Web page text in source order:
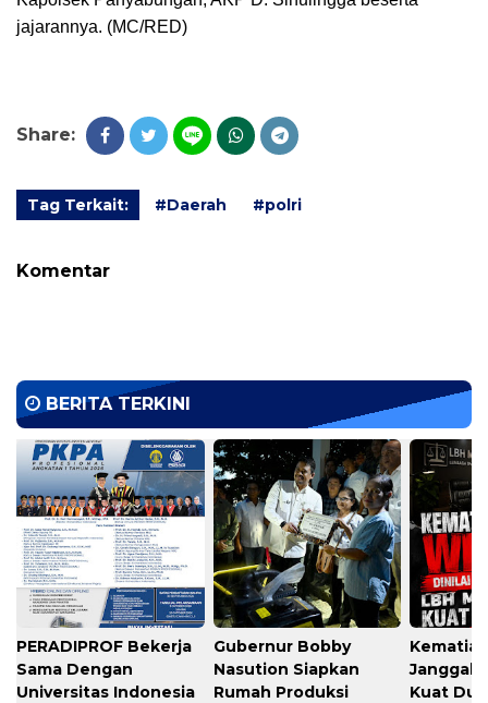
jajarannya. (MC/RED)
Share:
Tag Terkait: #Daerah #polri
Komentar
BERITA TERKINI
PERADIPROF Bekerja
Sama Dengan
Universitas Indonesia
Gubernur Bobby
Nasution Siapkan
Rumah Produksi
Janggal,
Kuat